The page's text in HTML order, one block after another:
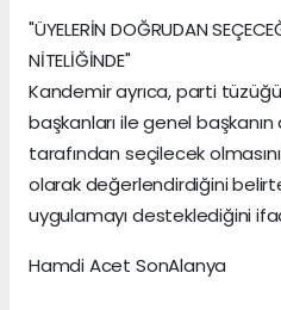
"ÜYELERİN DOĞRUDAN
NİTELİĞİNDE"
Kandemir ayrıca, parti
başkanları ile genel
tarafından seçilecek
olarak değerlendirdiğini
uygulamayı desteklediğini
Hamdi Acet SonAlanya